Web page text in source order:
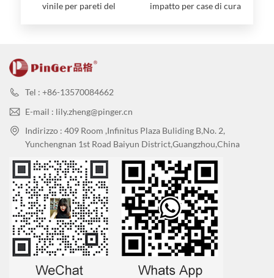
vinile per pareti del
impatto per case di cura
Tel : +86-13570084662
E-mail : lily.zheng@pinger.cn
Indirizzo : 409 Room ,Infinitus Plaza Buliding B,No. 2,
Yunchengnan 1st Road Baiyun District,Guangzhou,China